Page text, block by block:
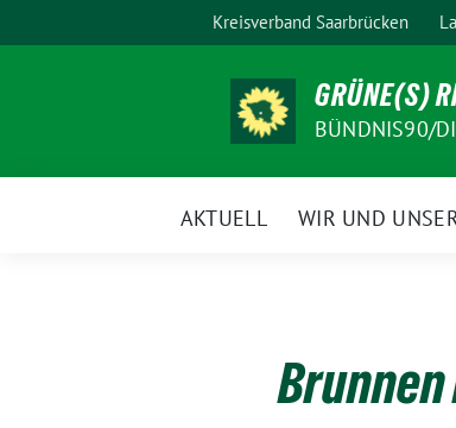
zum
Kreisverband Saarbrücken
GRÜNE(S)
BÜNDNIS90/
AKTUELL WIR UND